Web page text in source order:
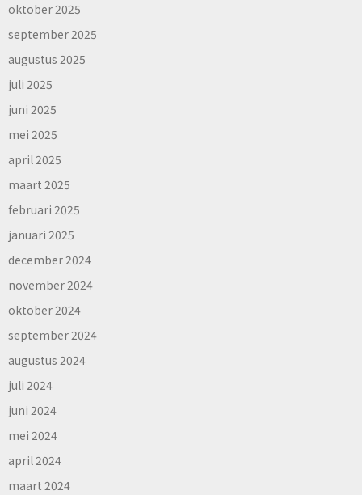
oktober 2025
september 2025
augustus 2025
juli 2025
juni 2025
mei 2025
april 2025
maart 2025
februari 2025
januari 2025
december 2024
november 2024
oktober 2024
september 2024
augustus 2024
juli 2024
juni 2024
mei 2024
april 2024
maart 2024